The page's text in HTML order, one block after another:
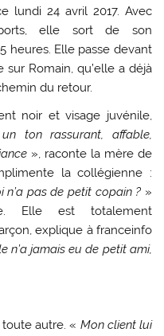
lundi 24 avril 2017. Avec
elle sort de son
heures. Elle passe devant
Romain, qu’elle a déjà
du retour.
noir et visage juvénile,
un ton rassurant, affable,
», raconte la mère de
la collégienne :
pas de petit copain ? »
Elle est totalement
explique à franceinfo
n’a jamais eu de petit ami,
autre. « Mon client lui